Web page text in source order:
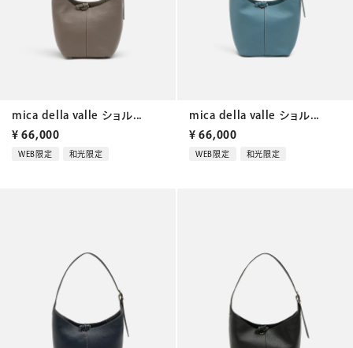
mica della valle ショル...
¥ 66,000
WEB限定 和光限定
mica della valle ショル...
¥ 66,000
WEB限定 和光限定